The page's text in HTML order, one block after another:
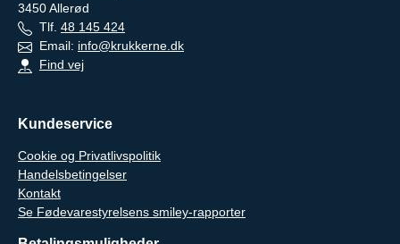
3450Allerød
Tlf. 48 145 424
Email: info@krukkerne.dk
Find vej
Kundeservice
Cookie og Privatlivspolitik
Handelsbetingelser
Kontakt
Se Fødevarestyrelsens smiley-rapporter